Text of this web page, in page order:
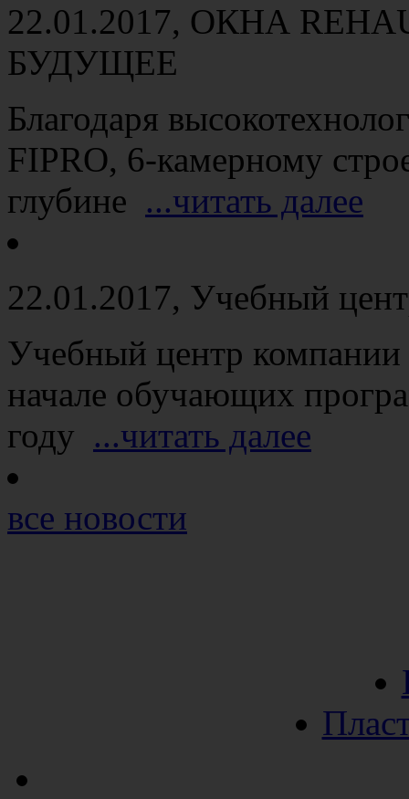
22.01.2017, ОКНА
БУДУЩЕЕ
Благодаря
FIPRO, 6-камерному
глубине ...читать далее
22.01.2017, Учебный
Учебный центр
начале обучающих
году ...читать далее
все новости